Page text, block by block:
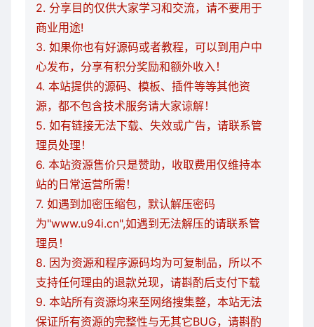
2. 分享目的仅供大家学习和交流，请不要用于
商业用途!
3. 如果你也有好源码或者教程，可以到用户中
心发布，分享有积分奖励和额外收入！
4. 本站提供的源码、模板、插件等等其他资
源，都不包含技术服务请大家谅解！
5. 如有链接无法下载、失效或广告，请联系管
理员处理！
6. 本站资源售价只是赞助，收取费用仅维持本
站的日常运营所需！
7. 如遇到加密压缩包，默认解压密码
为"www.u94i.cn",如遇到无法解压的请联系管
理员！
8. 因为资源和程序源码均为可复制品，所以不
支持任何理由的退款兑现，请斟酌后支付下载
9. 本站所有资源均来至网络搜集整，本站无法
保证所有资源的完整性与无其它BUG，请斟酌